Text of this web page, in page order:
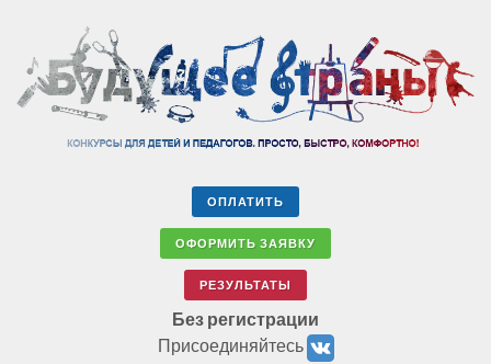
ОПЛАТИТЬ
ОФОРМИТЬ ЗАЯВКУ
РЕЗУЛЬТАТЫ
Без регистрации
Присоединяйтесь